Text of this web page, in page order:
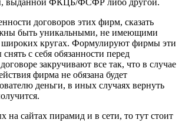
договоров этих фирм, сказать
быть уникальными, не имеющими
широких кругах. Формулируют фирмы эти
с себя обязанности перед
закручивают все так, что в случае
фирма не обязана будет
деньги, в иных случаях вернуть
на сайтах пирамид и в сети, то тут стоит